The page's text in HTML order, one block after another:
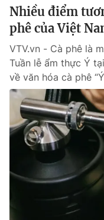
Nhiều điểm
phê của Việt
VTV.vn - Cà phê là
Tuần lễ ẩm thực Ý
về văn hóa cà phê